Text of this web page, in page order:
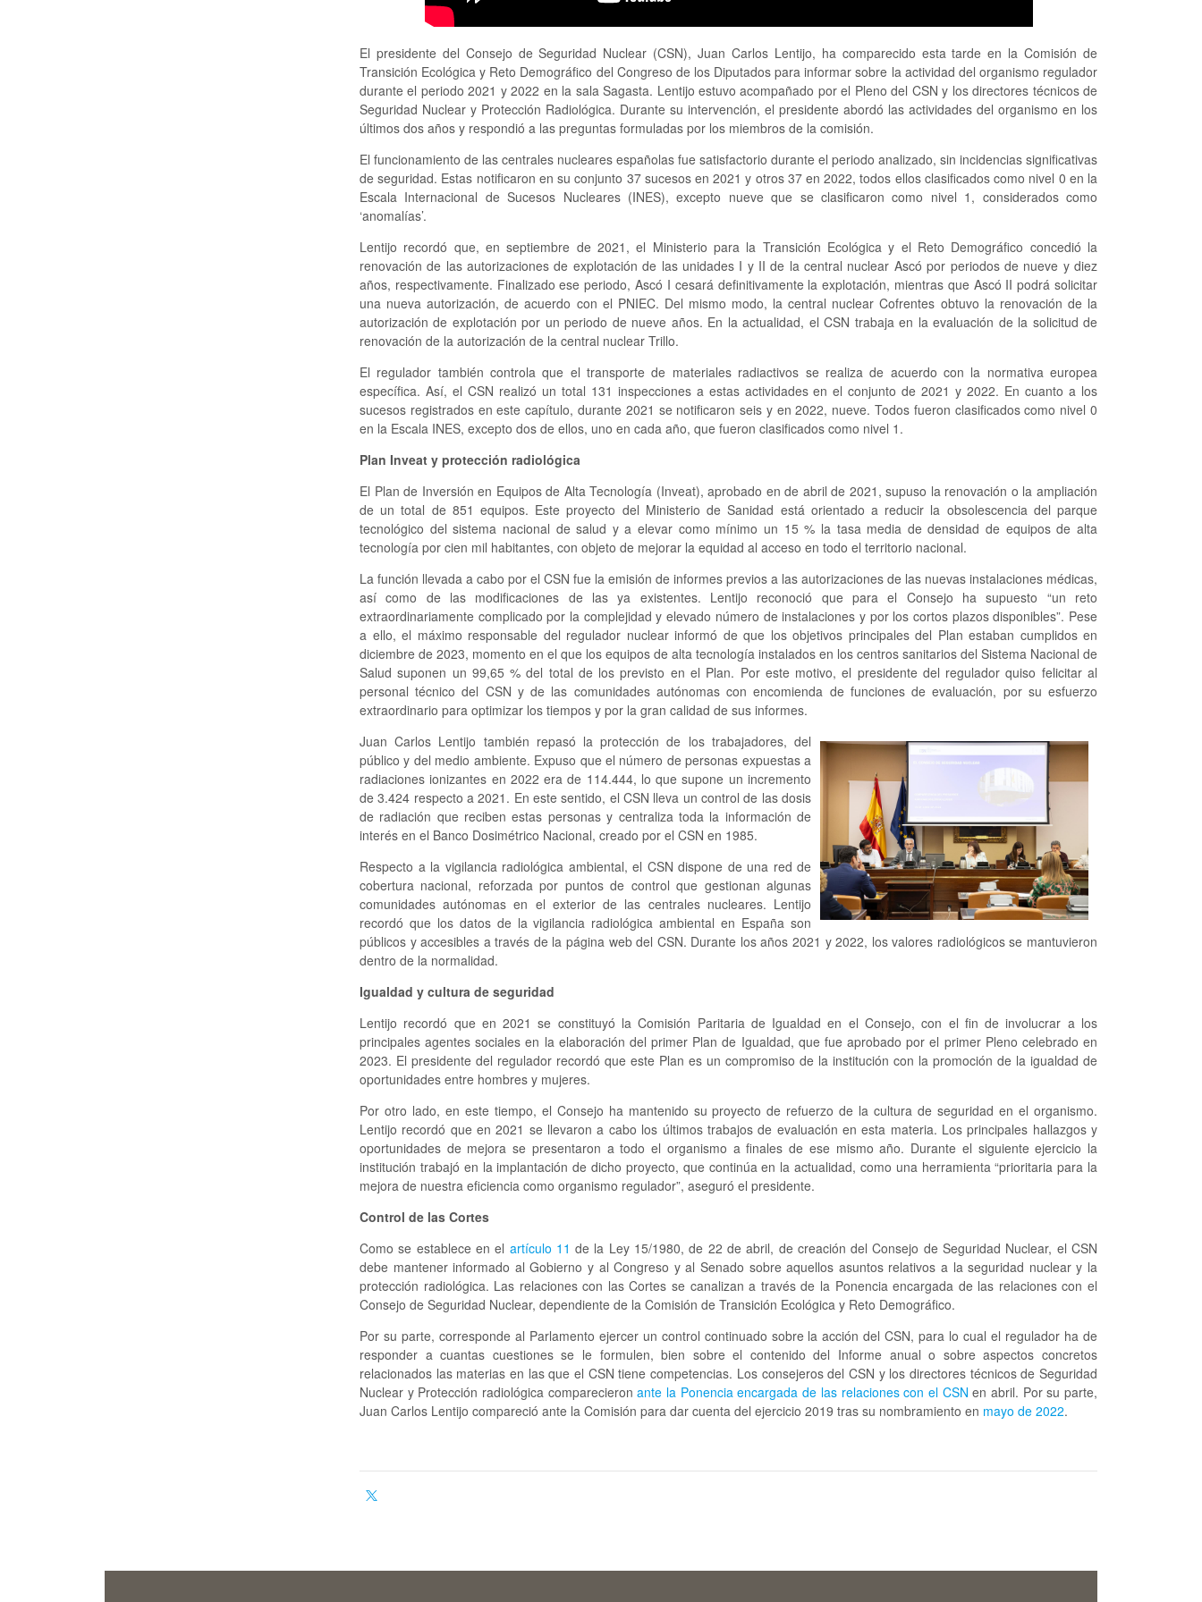
El presidente del Consejo de Seguridad Nuclear (CSN), Juan Carlos Lentijo, ha comparecido esta tarde en la Comisión de
Transición Ecológica y Reto Demográfico del Congreso de los Diputados para informar sobre la actividad del organismo regulador
durante el periodo 2021 y 2022 en la sala Sagasta. Lentijo estuvo acompañado por el Pleno del CSN y los directores técnicos de
Seguridad Nuclear y Protección Radiológica. Durante su intervención, el presidente abordó las actividades del organismo en los
últimos dos años y respondió a las preguntas formuladas por los miembros de la comisión.
El funcionamiento de las centrales nucleares españolas fue satisfactorio durante el periodo analizado, sin incidencias significativas
de seguridad. Estas notificaron en su conjunto 37 sucesos en 2021 y otros 37 en 2022, todos ellos clasificados como nivel 0 en la
Escala Internacional de Sucesos Nucleares (INES), excepto nueve que se clasificaron como nivel 1, considerados como
‘anomalías’.
Lentijo recordó que, en septiembre de 2021, el Ministerio para la Transición Ecológica y el Reto Demográfico concedió la
renovación de las autorizaciones de explotación de las unidades I y II de la central nuclear Ascó por periodos de nueve y diez
años, respectivamente. Finalizado ese periodo, Ascó I cesará definitivamente la explotación, mientras que Ascó II podrá solicitar
una nueva autorización, de acuerdo con el PNIEC. Del mismo modo, la central nuclear Cofrentes obtuvo la renovación de la
autorización de explotación por un periodo de nueve años. En la actualidad, el CSN trabaja en la evaluación de la solicitud de
renovación de la autorización de la central nuclear Trillo.
El regulador también controla que el transporte de materiales radiactivos se realiza de acuerdo con la normativa europea
específica. Así, el CSN realizó un total 131 inspecciones a estas actividades en el conjunto de 2021 y 2022. En cuanto a los
sucesos registrados en este capítulo, durante 2021 se notificaron seis y en 2022, nueve. Todos fueron clasificados como nivel 0
en la Escala INES, excepto dos de ellos, uno en cada año, que fueron clasificados como nivel 1.
Plan Inveat y protección radiológica
El Plan de Inversión en Equipos de Alta Tecnología (Inveat), aprobado en de abril de 2021, supuso la renovación o la ampliación
de un total de 851 equipos. Este proyecto del Ministerio de Sanidad está orientado a reducir la obsolescencia del parque
tecnológico del sistema nacional de salud y a elevar como mínimo un 15 % la tasa media de densidad de equipos de alta
tecnología por cien mil habitantes, con objeto de mejorar la equidad al acceso en todo el territorio nacional.
La función llevada a cabo por el CSN fue la emisión de informes previos a las autorizaciones de las nuevas instalaciones médicas,
así como de las modificaciones de las ya existentes. Lentijo reconoció que para el Consejo ha supuesto “un reto
extraordinariamente complicado por la complejidad y elevado número de instalaciones y por los cortos plazos disponibles”. Pese
a ello, el máximo responsable del regulador nuclear informó de que los objetivos principales del Plan estaban cumplidos en
diciembre de 2023, momento en el que los equipos de alta tecnología instalados en los centros sanitarios del Sistema Nacional de
Salud suponen un 99,65 % del total de los previsto en el Plan. Por este motivo, el presidente del regulador quiso felicitar al
personal técnico del CSN y de las comunidades autónomas con encomienda de funciones de evaluación, por su esfuerzo
extraordinario para optimizar los tiempos y por la gran calidad de sus informes.
Juan Carlos Lentijo también repasó la protección de los trabajadores, del
público y del medio ambiente. Expuso que el número de personas expuestas a
radiaciones ionizantes en 2022 era de 114.444, lo que supone un incremento
de 3.424 respecto a 2021. En este sentido, el CSN lleva un control de las dosis
de radiación que reciben estas personas y centraliza toda la información de
interés en el Banco Dosimétrico Nacional, creado por el CSN en 1985.
Respecto a la vigilancia radiológica ambiental, el CSN dispone de una red de
cobertura nacional, reforzada por puntos de control que gestionan algunas
comunidades autónomas en el exterior de las centrales nucleares. Lentijo
recordó que los datos de la vigilancia radiológica ambiental en España son
públicos y accesibles a través de la página web del CSN. Durante los años 2021 y 2022, los valores radiológicos se mantuvieron
dentro de la normalidad.
Igualdad y cultura de seguridad
Lentijo recordó que en 2021 se constituyó la Comisión Paritaria de Igualdad en el Consejo, con el fin de involucrar a los
principales agentes sociales en la elaboración del primer Plan de Igualdad, que fue aprobado por el primer Pleno celebrado en
2023. El presidente del regulador recordó que este Plan es un compromiso de la institución con la promoción de la igualdad de
oportunidades entre hombres y mujeres.
Por otro lado, en este tiempo, el Consejo ha mantenido su proyecto de refuerzo de la cultura de seguridad en el organismo.
Lentijo recordó que en 2021 se llevaron a cabo los últimos trabajos de evaluación en esta materia. Los principales hallazgos y
oportunidades de mejora se presentaron a todo el organismo a finales de ese mismo año. Durante el siguiente ejercicio la
institución trabajó en la implantación de dicho proyecto, que continúa en la actualidad, como una herramienta “prioritaria para la
mejora de nuestra eficiencia como organismo regulador”, aseguró el presidente.
Control de las Cortes
Como se establece en el artículo 11 de la Ley 15/1980, de 22 de abril, de creación del Consejo de Seguridad Nuclear, el CSN
debe mantener informado al Gobierno y al Congreso y al Senado sobre aquellos asuntos relativos a la seguridad nuclear y la
protección radiológica. Las relaciones con las Cortes se canalizan a través de la Ponencia encargada de las relaciones con el
Consejo de Seguridad Nuclear, dependiente de la Comisión de Transición Ecológica y Reto Demográfico.
Por su parte, corresponde al Parlamento ejercer un control continuado sobre la acción del CSN, para lo cual el regulador ha de
responder a cuantas cuestiones se le formulen, bien sobre el contenido del Informe anual o sobre aspectos concretos
relacionados las materias en las que el CSN tiene competencias. Los consejeros del CSN y los directores técnicos de Seguridad
Nuclear y Protección radiológica comparecieronante la Ponencia encargada de las relaciones con el CSN en abril. Por su parte,
Juan Carlos Lentijo compareció ante la Comisión para dar cuenta del ejercicio 2019 tras su nombramiento en mayo de 2022.